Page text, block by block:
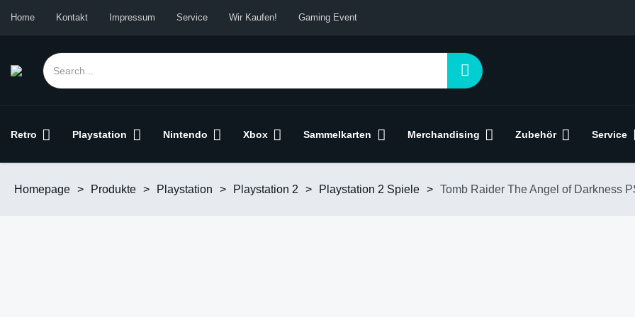
Home Kontakt Impressum Service Wir Kaufen! Gaming Event
Retro Playstation Nintendo Xbox Sammelkarten Merchandising Zubehör Service
Homepage > Produkte > Playstation > Playstation 2 > Playstation 2 Spiele > Tomb Raider The Angel of Darkness